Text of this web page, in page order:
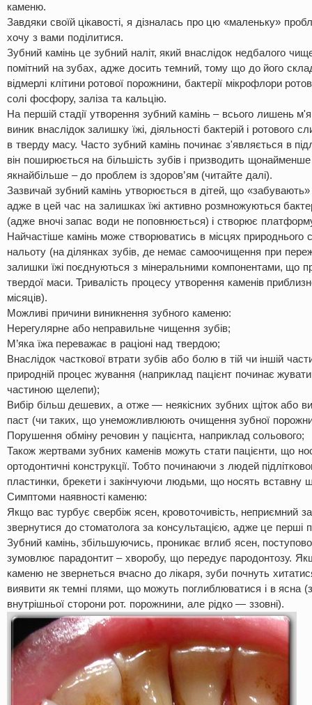
каменю.
Завдяки своїй цікавості, я дізналась про цю «маленьку»
хочу з вами поділитися.
Зубний камінь це зубний наліт, який внаслідок недбалого
помітний на зубах, адже досить темний, тому що до його
відмерлі клітини ротової порожнини, бактерії мікрофлори
солі фосфору, заліза та кальцію.
На першій стадії утворення зубний камінь – всього лишень
виник внаслідок залишку їжі, діяльності бактерій і ротового
в тверду масу. Часто зубний камінь починає з'являється в
він поширюється на більшість зубів і призводить
якнайбільше – до проблем із здоров’ям (читайте далі).
Зазвичай зубний камінь утворюється в дітей, що «забувають»
адже в цей час на залишках їжі активно розмножуються
(адже вночі запас води не поповнюється) і створює
Найчастіше камінь може створюватись в місцях природнього
нальоту (на ділянках зубів, де немає самоочищення при
залишки їжі поєднуються з мінеральними компонентами, що
твердої маси. Тривалість процесу утворення каменів
місяців).
Можливі причини виникнення зубного каменю:
Нерегулярне або неправильне чищення зубів;
М’яка їжа переважає в раціоні над твердою;
Внаслідок часткової втрати зубів або болю в тій чи іншій
природній процес жування (наприклад пацієнт починає
частиною щелепи);
Вибір більш дешевих, а отже — неякісних зубних щіток або
паст (чи таких, що унеможливлюють очищення зубної
Порушення обміну речовин у пацієнта, наприклад сольового;
Також жертвами зубних каменів можуть стати пацієнти, що
ортодонтичні конструкції. Тобто починаючи з людей
пластинки, брекети і закінчуючи людьми, що носять вставну
Симптоми наявності каменю:
Якщо вас турбує свербіж ясен, кровоточивість, неприємний
звернутися до стоматолога за консультацією, адже це перші
Зубний камінь, збільшуючись, проникає вглиб ясен,
зумовлює парадонтит – хворобу, що передує пародонтозу.
каменю не звернеться вчасно до лікаря, зуби почнуть
виявити як темні плями, що можуть поглиблюватися і в ясна
внутрішньої сторони рот. порожнини, але рідко — ззовні).